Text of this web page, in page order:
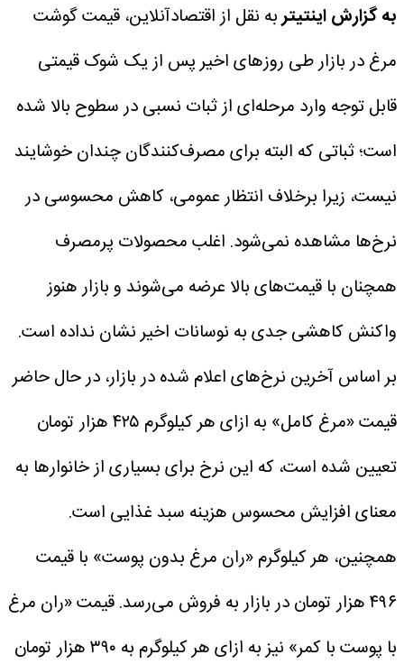
به گزارش اینتیتربه نقل از اقتصادآنلاین، قیمت گوشت
مرغ در بازار طی روزهای اخیر پس از یک شوک قیمتی
قابل توجه وارد مرحله‌ای از ثبات نسبی در سطوح بالا شده
است؛ ثباتی که البته برای مصرف‌کنندگان چندان خوشایند
نیست، زیرا برخلاف انتظار عمومی، کاهش محسوسی در
نرخ‌ها مشاهده نمی‌شود. اغلب محصولات پرمصرف
همچنان با قیمت‌های بالا عرضه می‌شوند و بازار هنوز
واکنش کاهشی جدی به نوسانات اخیر نشان نداده است.
بر اساس آخرین نرخ‌های اعلام شده در بازار، در حال حاضر
قیمت «مرغ کامل» به ازای هر کیلوگرم ۴۲۵ هزار تومان
تعیین شده است، که این نرخ برای بسیاری از خانوارها به
معنای افزایش محسوس هزینه سبد غذایی است.
همچنین، هر کیلوگرم «ران مرغ بدون پوست» با قیمت
۴۹۶ هزار تومان در بازار به فروش می‌رسد. قیمت «ران مرغ
با پوست با کمر» نیز به ازای هر کیلوگرم به ۳۹۰ هزار تومان